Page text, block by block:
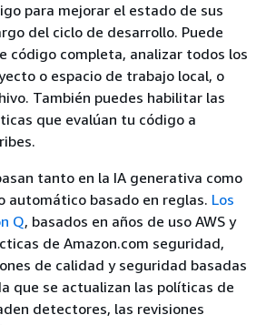
para mejorar el estado de sus
del ciclo de desarrollo. Puede
código completa, analizar todos los
o espacio de trabajo local, o
También puedes habilitar las
que evalúan tu código a
tanto en la IA generativa como
automático basado en reglas. Los
Q, basados en años de uso AWS y
de Amazon.com seguridad,
de calidad y seguridad basadas
que se actualizan las políticas de
detectores, las revisiones